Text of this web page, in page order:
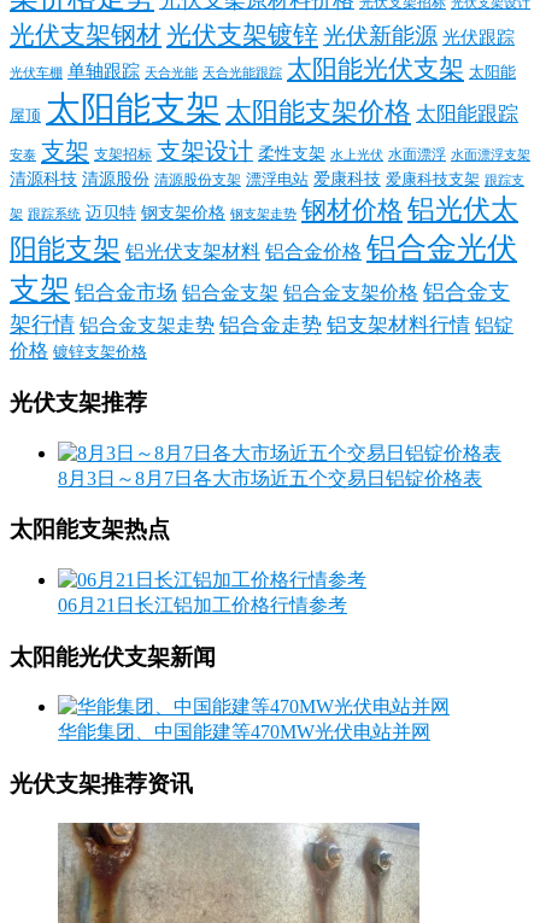
光伏支架钢材光伏支架镀锌光伏新能源 光伏跟踪
光伏车棚 单轴跟踪 天合光能 天合光能跟踪 太阳能光伏支架 太阳能
屋顶 太阳能支架 太阳能支架价格 太阳能跟踪
安泰 支架 支架招标 支架设计 柔性支架 水上光伏 水面漂浮 水面漂浮支架
清源科技 清源股份 清源股份支架 漂浮电站 爱康科技 爱康科技支架 跟踪支
架 跟踪系统 迈贝特 钢支架价格 钢支架走势 钢材价格 铝光伏太
阳能支架 铝光伏支架材料 铝合金价格 铝合金光伏
支架 铝合金市场 铝合金支架 铝合金支架价格 铝合金支
架行情 铝合金支架走势 铝合金走势 铝支架材料行情 铝锭
价格 镀锌支架价格
光伏支架推荐
8月3日～8月7日各大市场近五个交易日铝锭价格表
太阳能支架热点
06月21日长江铝加工价格行情参考
太阳能光伏支架新闻
华能集团、中国能建等470MW光伏电站并网
光伏支架推荐资讯